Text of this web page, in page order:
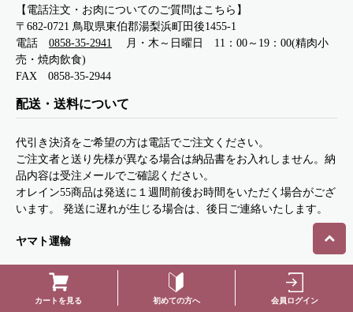
【電話注文・お肉についてのご質問はこちら】
〒682-0721 鳥取県東伯郡湯梨浜町田後1455-1
電話 0858-35-2941
月・木～日曜日 11：00～19：00(精肉小
売・焼肉飲食)
FAX 0858-35-2944
配送・送料について
代引き決済をご希望の方は電話でご注文ください。
ご注文者と送り先様が異なる場合は納品書をお入れしません。納
品内容は受注メールでご確認ください。
オレイン55商品は発送に１週間前後お時間をいただく場合がござ
います。 発送に遅れが生じる場合は、後日ご連絡いたします。
ヤマト運輸
・ご購入金額が10,000円（税込）以上の場合は、送料無料にてお
カートを見る 初めての方へ 会員ログイン